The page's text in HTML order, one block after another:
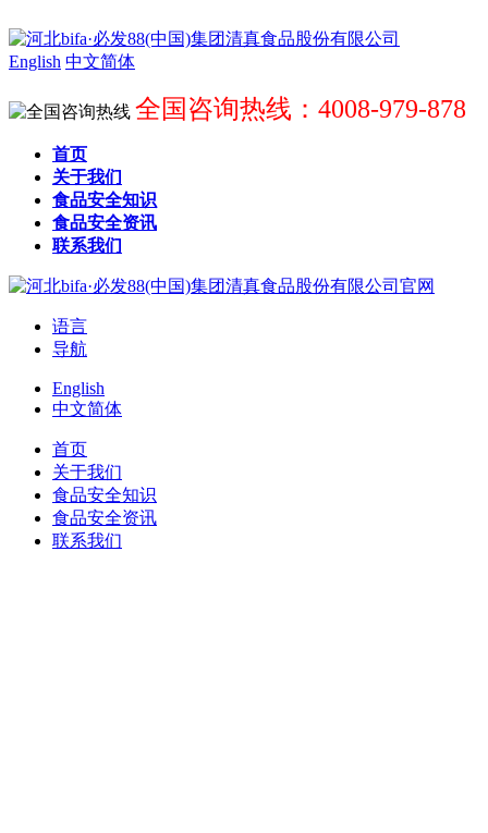
English 中文简体
全国咨询热线：4008-979-878
首页
关于我们
食品安全知识
食品安全资讯
联系我们
语言
导航
English
中文简体
首页
关于我们
食品安全知识
食品安全资讯
联系我们